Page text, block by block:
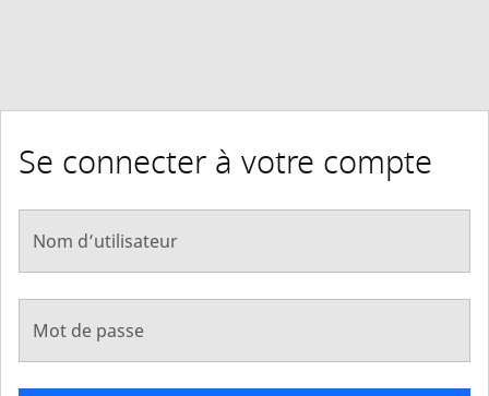
Se connecter à votre compte
Nom d’utilisateur
Mot de passe